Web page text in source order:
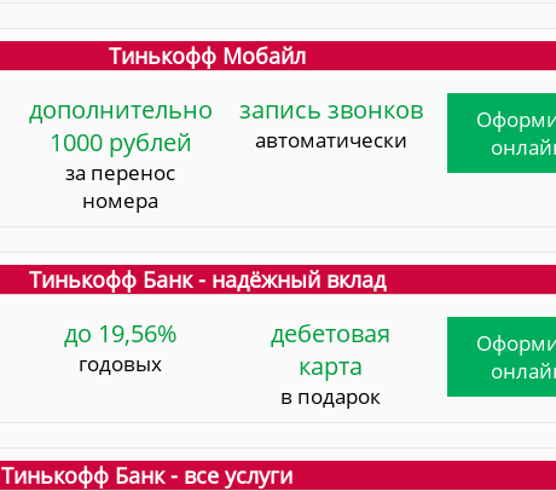
Тинькофф Мобайл
дополнительно
1000 рублей
за перенос
номера
запись звонков
автоматически
Тинькофф Банк - надёжный вклад
до 19,56%
годовых
дебетовая
карта
в подарок
Тинькофф Банк - все услуги